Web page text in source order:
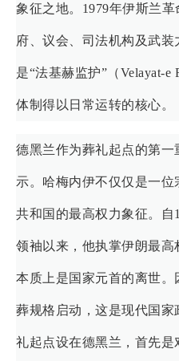
象征之地。1979年伊斯兰
府、议会、司法机构及武
是“法基赫监护”（Velayat-e
体制得以日常运转的核心。
德黑兰作为葬礼起点的第
示。哈梅内伊不仅仅是一
共和国的最高权力象征。自
领袖以来，他执掌伊朗最高
本质上是国家元首的离世。
葬规格启动，这是现代国
礼起点设在德黑兰，首先